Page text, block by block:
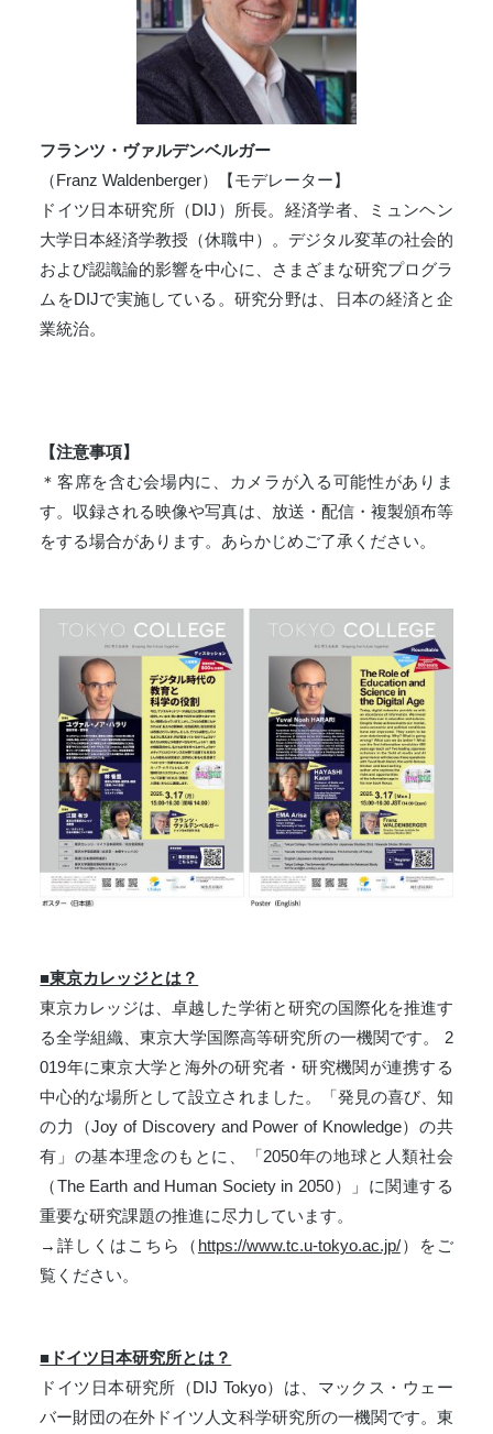
フランツ・ヴァルデンベルガー
（Franz Waldenberger）【モデレーター】
ドイツ日本研究所（DIJ）所長。経済学者、ミュンヘン
大学日本経済学教授（休職中）。デジタル変革の社会的
および認識論的影響を中心に、さまざまな研究プログラ
ムをDIJで実施している。研究分野は、日本の経済と企
業統治。
【注意事項】
＊客席を含む会場内に、カメラが入る可能性がありま
す。収録される映像や写真は、放送・配信・複製頒布等
をする場合があります。あらかじめご了承ください。
■東京カレッジとは？
東京カレッジは、卓越した学術と研究の国際化を推進す
る全学組織、東京大学国際高等研究所の一機関です。 2
019年に東京大学と海外の研究者・研究機関が連携する
中心的な場所として設立されました。「発見の喜び、知
の力（Joy of Discovery and Power of Knowledge）の共
有」の基本理念のもとに、「2050年の地球と人類社会
（The Earth and Human Society in 2050）」に関連する
重要な研究課題の推進に尽力しています。
→詳しくはこちら（ https://www.tc.u-tokyo.ac.jp/）をご
覧ください。
■ドイツ日本研究所とは？
ドイツ日本研究所（DIJ Tokyo）は、マックス・ウェー
バー財団の在外ドイツ人文科学研究所の一機関です。東